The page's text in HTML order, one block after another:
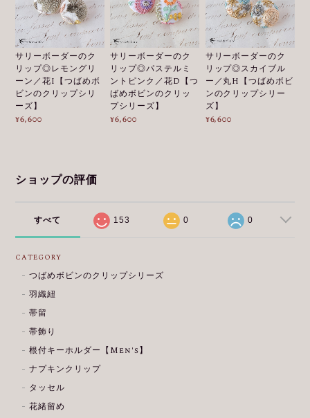
サリーボーダーのク
リップ◎レモングリ
ーン／花I【つばめボ
ビンのクリップシリ
ーズ】
¥6,600
サリーボーダーのク
リップ◎パステルミ
ントピンク／花D【つ
ばめボビンのクリッ
プシリーズ】
¥6,600
サリーボーダーのク
リップ◎スカイブル
ー／丸H【つばめボビ
ンのクリップシリー
ズ】
¥6,600
ショップの評価
すべて 153 0 0
CATEGORY
つばめボビンのクリップシリーズ
羽織紐
帯留
帯飾り
根付キーホルダー【Men's】
ナプキンクリップ
タッセル
花緒留め